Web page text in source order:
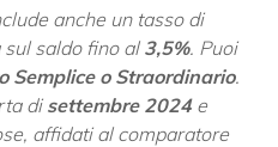
anche un tasso di
saldo fino al 3,5%. Puoi
Semplice o Straordinario.
di settembre 2024e
affidati al comparatore